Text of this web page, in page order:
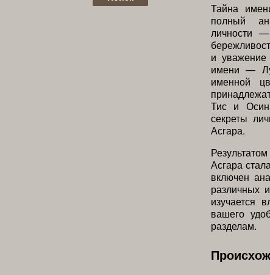
Тайна
полный
личности —
и уважение
имени —
именной
Тис и
секреты
Асгара.
Асгара
включен
различных
изучается
вашего
разделам.